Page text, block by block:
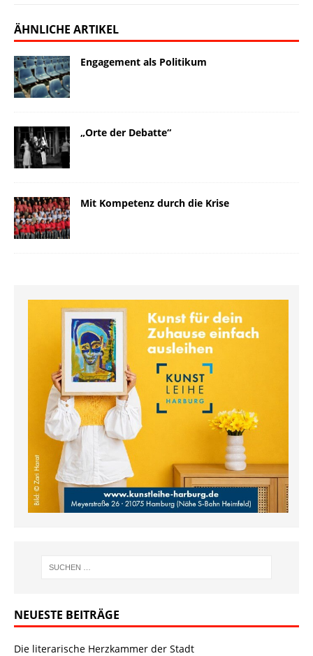
ÄHNLICHE ARTIKEL
Engagement als Politikum
„Orte der Debatte“
Mit Kompetenz durch die Krise
NEUESTE BEITRÄGE
Die literarische Herzkammer der Stadt